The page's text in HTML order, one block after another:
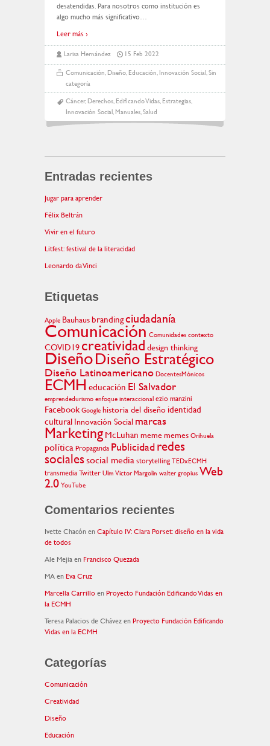
desatendidas. Para nosotros como institución es
algo mucho más significativo…
Leer más ›
Larisa Hernández 15 Feb 2022
Comunicación, Diseño, Educación, Innovación Social,Sin
categoría
Cáncer, Derechos, Edificando Vidas, Estrategias,
Innovación Social, Manuales,Salud
Entradas recientes
Jugar para aprender
Félix Beltrán
Vivir en el futuro
Litfest: festival de la literacidad
Leonardo da Vinci
Etiquetas
Apple Bauhausbrandingciudadanía
Comunicación Comunidades contexto
COVID19 creatividad design thinking
DiseñoDiseño Estratégico
Diseño Latinoamericano DocentesMónicos
ECMH educación El Salvador
emprendedurismo enfoque interaccional ezio manzini
Facebook Google historia del diseño identidad
cultural Innovación Social marcas
Marketing McLuhan memememes Orihuela
política Propaganda Publicidad redes
socialessocial media storytelling TEDxECMH
transmedia Twitter Ulm Victor Margolin walter gropius Web
2.0 YouTube
Comentarios recientes
Ivette Chacón en Capítulo IV: Clara Porset: diseño en la vida
de todos
Ale Mejia en Francisco Quezada
MA en Eva Cruz
Marcella Carrillo en Proyecto Fundación Edificando Vidas en
la ECMH
Teresa Palacios de Chávez en Proyecto Fundación Edificando
Vidas en la ECMH
Categorías
Comunicación
Creatividad
Diseño
Educación